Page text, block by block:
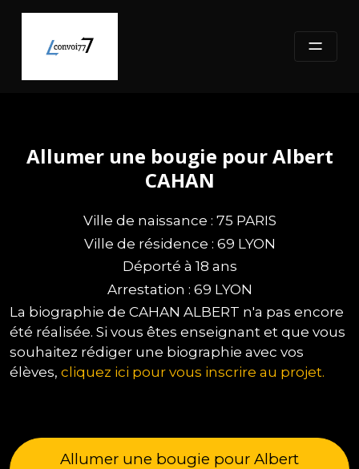
content
Allumer une bougie pour Albert
CAHAN
Ville de naissance : 75 PARIS
Ville de résidence : 69 LYON
Déporté à 18 ans
Arrestation : 69 LYON
La biographie de CAHAN ALBERT n'a pas encore
été réalisée. Si vous êtes enseignant et que vous
souhaitez rédiger une biographie avec vos
élèves, cliquez ici pour vous inscrire au projet.
Allumer une bougie pour Albert